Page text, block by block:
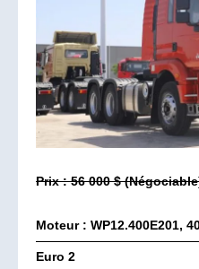
Prix : 56 000 $
Moteur : WP12.400E201,
Euro 2